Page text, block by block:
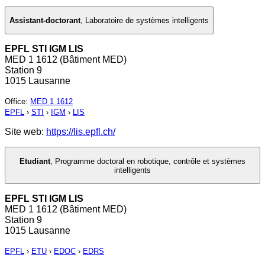
Assistant-doctorant Laboratoire de systèmes intelligents
EPFL STI IGM LIS
MED 1 1612 (Bâtiment MED)
Station 9
1015 Lausanne
Office: MED 1 1612
EPFL › STI › IGM › LIS
Site web: https://lis.epfl.ch/
Etudiant Programme doctoral en robotique, contrôle et systèmes
intelligents
EPFL STI IGM LIS
MED 1 1612 (Bâtiment MED)
Station 9
1015 Lausanne
EPFL › ETU › EDOC › EDRS